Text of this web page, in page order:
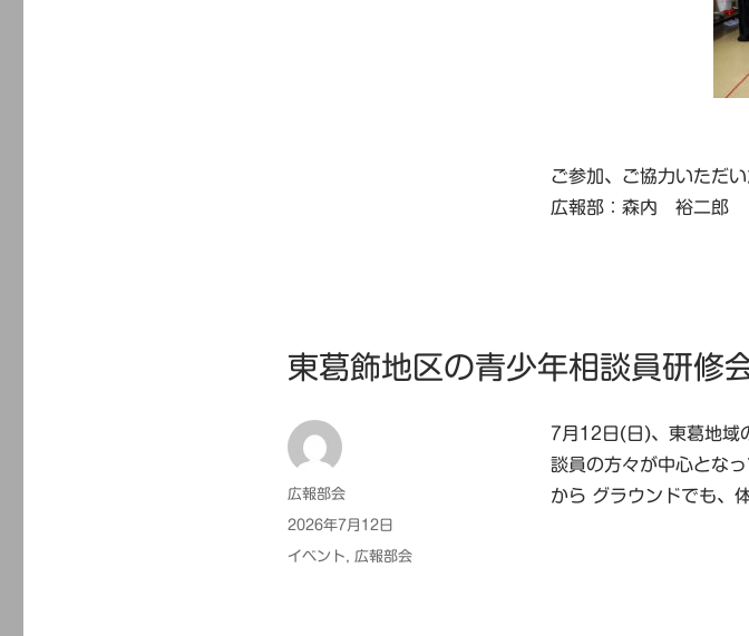
ご参加、ご協力いただ
広報部：森内 裕二郎
東葛飾地区の青少年相談員研修
7月12日(日)、東葛地域
談員の方々が中心とな
から グラウンドでも、
投
稿
広報部会
投
稿
2026年7月12日
カ
イベント, 広報部会